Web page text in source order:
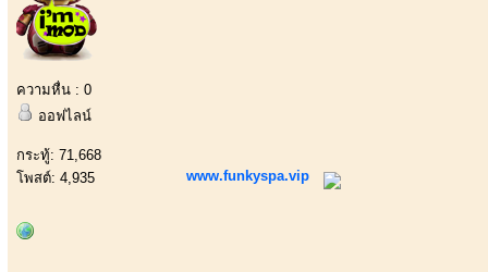
ความหื่น : 0
ออฟไลน์
กระทู้: 71,668
โพสต์: 4,935
www.funkyspa.vip